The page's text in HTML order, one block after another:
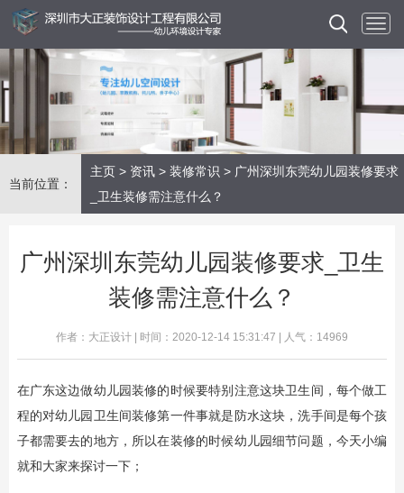
当前位置：
主页 > 资讯 > 装修常识 > 广州深圳东莞幼儿园装修要求
_卫生装修需注意什么？
广州深圳东莞幼儿园装修要求_卫生
装修需注意什么？
作者：大正设计 | 时间：2020-12-14 15:31:47 | 人气：14969
在广东这边做幼儿园装修的时候要特别注意这块卫生间，每个做工
程的对幼儿园卫生间装修第一件事就是防水这块，洗手间是每个孩
子都需要去的地方，所以在装修的时候幼儿园细节问题，今天小编
就和大家来探讨一下；